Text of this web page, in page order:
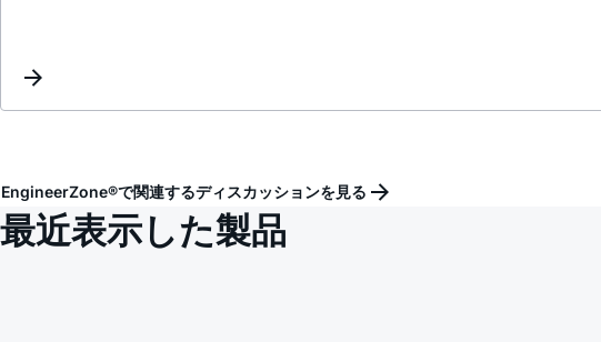
EngineerZone®で関連するディスカッションを見る
最近表示した製品